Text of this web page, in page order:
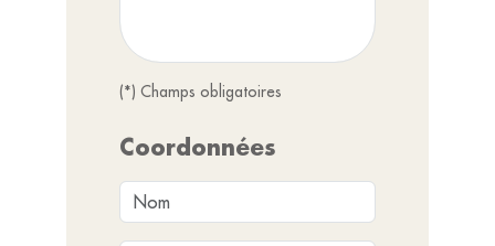
(*) Champs obligatoires
Coordonnées